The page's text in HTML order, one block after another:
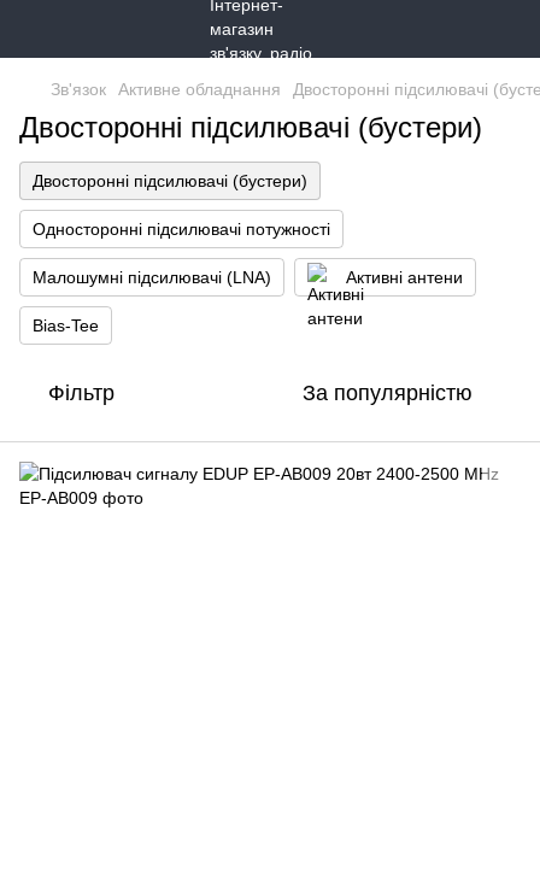
Зв'язок Активне обладнання Двосторонні підсилювачі
Двосторонні підсилювачі (бустери)
Двосторонні підсилювачі (бустери)
Односторонні підсилювачі потужності
Малошумні підсилювачі (LNA) Активні антени
Bias-Tee
Фільтр За популярністю